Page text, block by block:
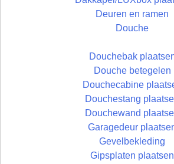
Deuren en ramen
Douche
Douchebak
Douche betegelen
Douchecabine
Douchestang
Douchewand
Garagedeur
Gevelbekleding
Gipsplaten plaatsen